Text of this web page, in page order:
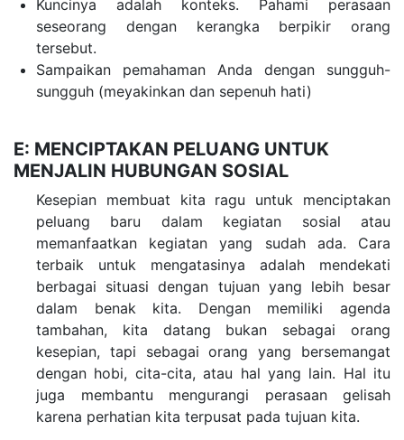
Kuncinya adalah konteks. Pahami perasaan
seseorang dengan kerangka berpikir orang
tersebut.
Sampaikan pemahaman Anda dengan sungguh-
sungguh (meyakinkan dan sepenuh hati)
E: MENCIPTAKAN PELUANG UNTUK
MENJALIN HUBUNGAN SOSIAL
Kesepian membuat kita ragu untuk menciptakan
peluang baru dalam kegiatan sosial atau
memanfaatkan kegiatan yang sudah ada. Cara
terbaik untuk mengatasinya adalah mendekati
berbagai situasi dengan tujuan yang lebih besar
dalam benak kita. Dengan memiliki agenda
tambahan, kita datang bukan sebagai orang
kesepian, tapi sebagai orang yang bersemangat
dengan hobi, cita-cita, atau hal yang lain. Hal itu
juga membantu mengurangi perasaan gelisah
karena perhatian kita terpusat pada tujuan kita.